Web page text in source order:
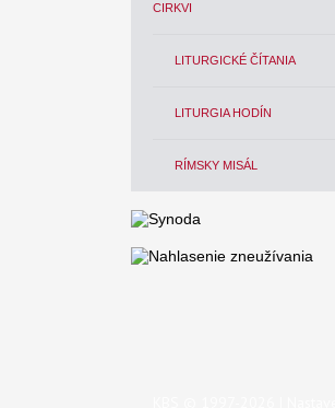
CIRKVI
LITURGICKÉ ČÍTANIA
LITURGIA HODÍN
RÍMSKY MISÁL